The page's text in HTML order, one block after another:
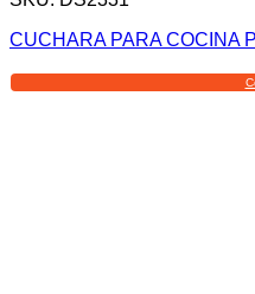
CUCHARA PARA COCINA